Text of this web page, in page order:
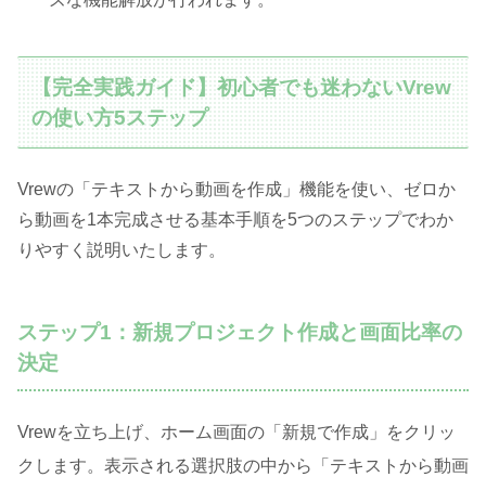
【完全実践ガイド】初心者でも迷わないVrew
の使い方5ステップ
Vrewの「テキストから動画を作成」機能を使い、ゼロか
ら動画を1本完成させる基本手順を5つのステップでわか
りやすく説明いたします。
ステップ1：新規プロジェクト作成と画面比率の
決定
Vrewを立ち上げ、ホーム画面の「新規で作成」をクリッ
クします。表示される選択肢の中から「テキストから動画